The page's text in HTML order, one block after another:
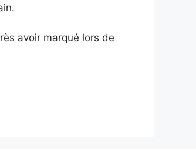
avoir marqué lors de